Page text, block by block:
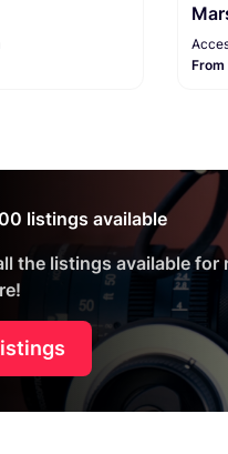
listings available
the listings available for